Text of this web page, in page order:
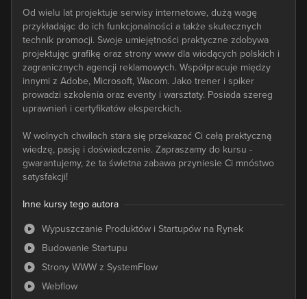
Od wielu lat projektuje serwisy internetowe, dużą wagę
przykładając do ich funkcjonalności a także skutecznych
technik promocji. Swoje umiejętności praktyczne zdobywa
projektując grafikę oraz strony www dla wiodących polskich i
zagranicznych agencji reklamowych. Współpracuje między
innymi z Adobe, Microsoft, Wacom. Jako trener i spiker
prowadzi szkolenia oraz eventy i warsztaty. Posiada szereg
uprawnień i certyfikatów eksperckich.
W wolnych chwilach stara się przekazać Ci całą praktyczną
wiedzę, pasję i doświadczenie. Zapraszamy do kursu -
gwarantujemy, że ta świetna zabawa przyniesie Ci mnóstwo
satysfakcji!
Inne kursy tego autora
Wypuszczanie Produktów i Startupów na Rynek
Budowanie Startupu
Strony WWW z SystemFlow
Webflow